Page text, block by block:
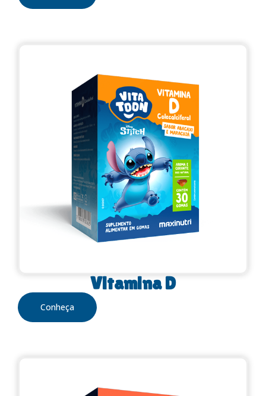
Vitamina D
Conheça